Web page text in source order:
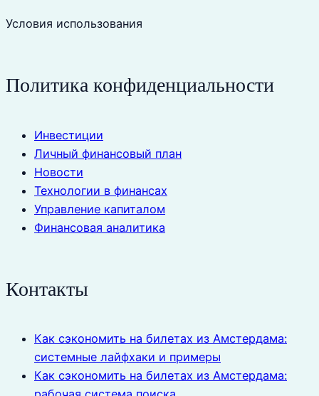
Условия использования
Политика конфиденциальности
Инвестиции
Личный финансовый план
Новости
Технологии в финансах
Управление капиталом
Финансовая аналитика
Контакты
Как сэкономить на билетах из Амстердама:
системные лайфхаки и примеры
Как сэкономить на билетах из Амстердама: